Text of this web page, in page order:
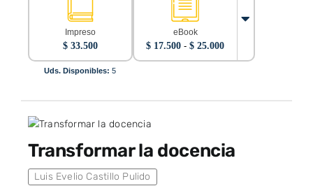
Impreso
$33.500
Uds. Disponibles: 5
eBook
$ 17.500 - $ 25.000Rango
Transformar la docencia
Luis Evelio Castillo Pulido